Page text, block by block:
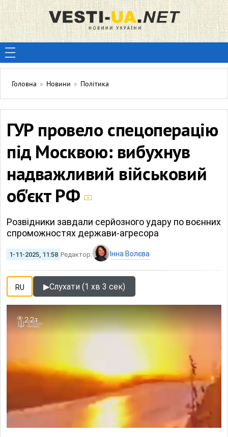
Головна » Новини » Політика
ГУР провело спецоперацію
під Москвою: вибухнув
надважливий військовий
об'єкт РФ
Розвідники завдали серйозного удару по воєнних
спроможностях держави-агресора
1-11-2025, 11:58 Редактор: Інна Волєва
RU ▶Слухати (1 хв 3 сек)
2.2т